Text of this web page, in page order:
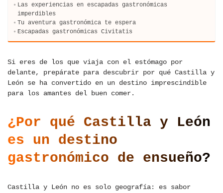
Las experiencias en escapadas gastronómicas
imperdibles
Tu aventura gastronómica te espera
Escapadas gastronómicas Civitatis
Si eres de los que viaja con el estómago por
delante, prepárate para descubrir por qué Castilla y
León se ha convertido en un destino imprescindible
para los amantes del buen comer.
¿Por qué Castilla y León
es un destino
gastronómico de ensueño?
Castilla y León no es solo geografía: es sabor